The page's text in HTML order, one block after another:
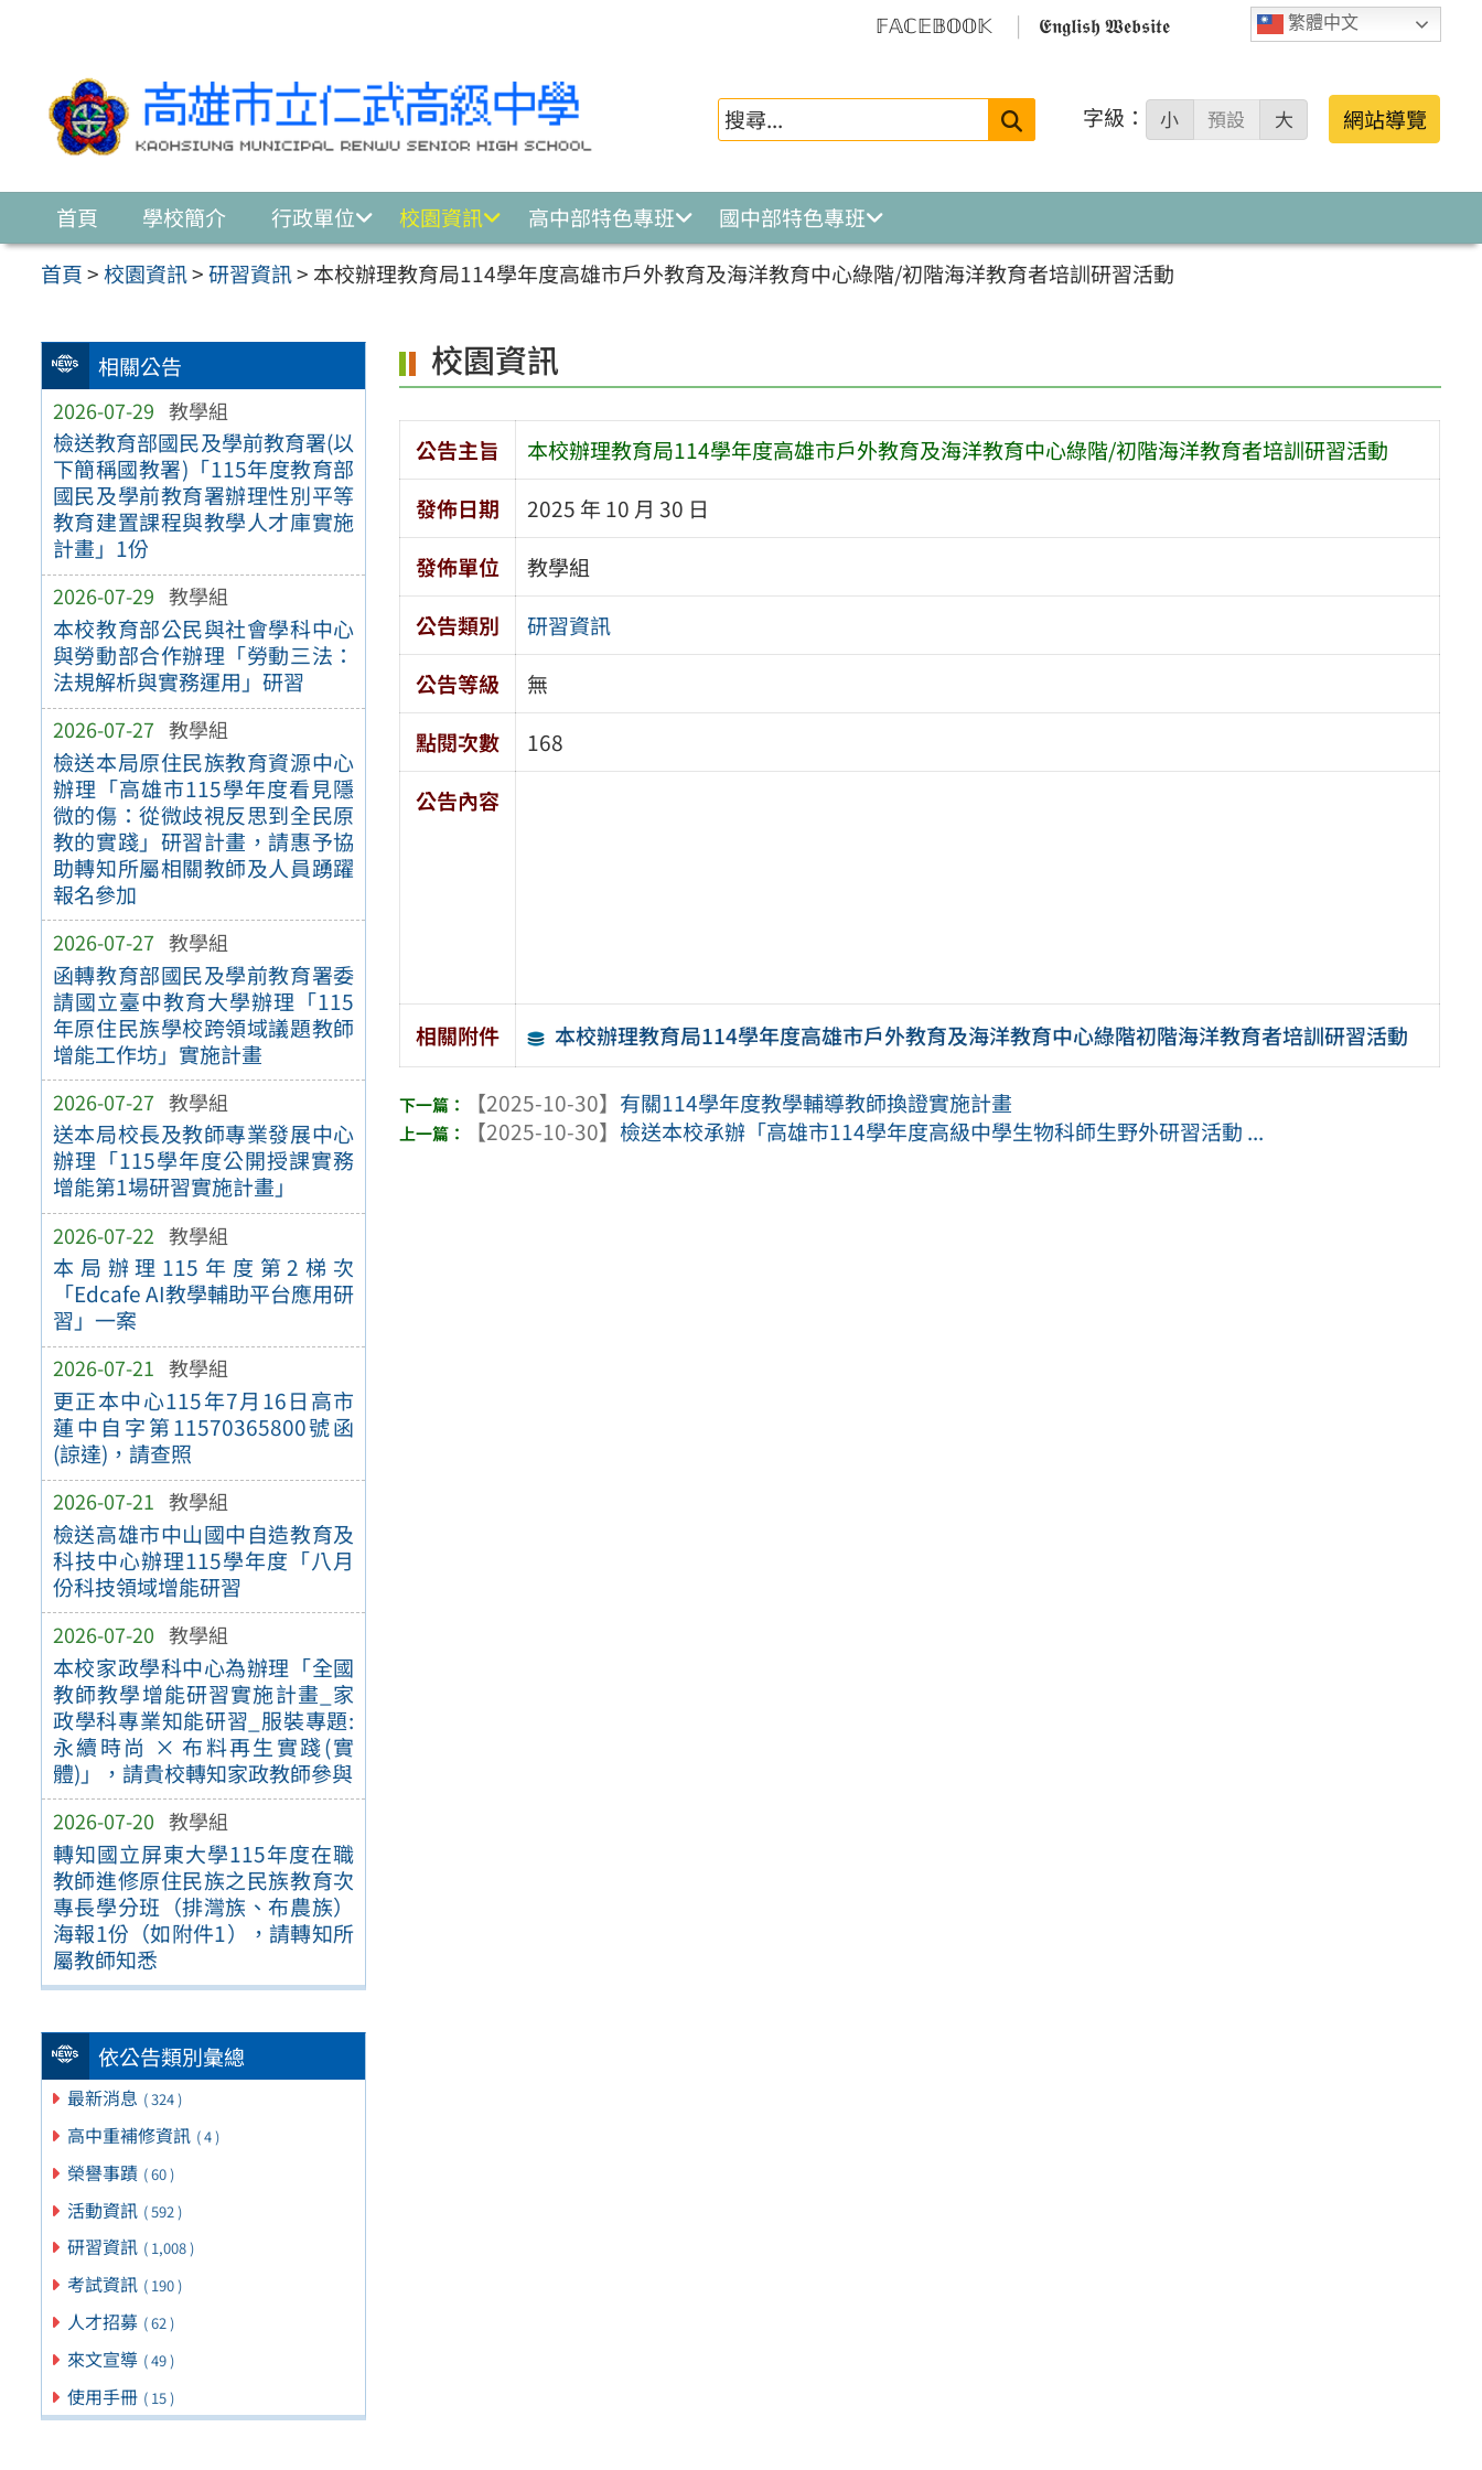
繁體中文
𝔽𝔸ℂ𝔼𝔹𝕆𝕆𝕂 𝕰𝖓𝖌𝖑𝖎𝖘𝖍 𝖂𝖊𝖇𝖘𝖎𝖙𝖊
搜
字級： 小 預設 大 網站導覽
首頁 學校簡介 行政單位 校園資訊 高中部特色專班
國中部特色專班
首頁>校園資訊>研習資訊> 本校辦理教育局114學年度高雄市戶外教育及海洋教育中心綠階/初階海洋教育者培訓研習活動
相關公告
2026-07-29 教學組
檢送教育部國民及學前教育署(以
下簡稱國教署)「115年度教育部
國民及學前教育署辦理性別平等
教育建置課程與教學人才庫實施
計畫」1份
2026-07-29 教學組
本校教育部公民與社會學科中心
與勞動部合作辦理「勞動三法：
法規解析與實務運用」研習
2026-07-27 教學組
檢送本局原住民族教育資源中心
辦理「高雄市115學年度看見隱
微的傷：從微歧視反思到全民原
教的實踐」研習計畫，請惠予協
助轉知所屬相關教師及人員踴躍
報名參加
2026-07-27 教學組
函轉教育部國民及學前教育署委
請國立臺中教育大學辦理「115
年原住民族學校跨領域議題教師
增能工作坊」實施計畫
2026-07-27 教學組
送本局校長及教師專業發展中心
辦理「115學年度公開授課實務
增能第1場研習實施計畫」
2026-07-22 教學組
本局辦理115年度第2梯次
「Edcafe AI教學輔助平台應用研
習」一案
2026-07-21 教學組
更正本中心115年7月16日高市
蓮中自字第11570365800號函
(諒達)，請查照
2026-07-21 教學組
檢送高雄市中山國中自造教育及
科技中心辦理115學年度「八月
份科技領域增能研習
2026-07-20 教學組
本校家政學科中心為辦理「全國
教師教學增能研習實施計畫_家
政學科專業知能研習_服裝專題:
永續時尚 × 布料再生實踐(實
體)」，請貴校轉知家政教師參與
2026-07-20 教學組
轉知國立屏東大學115年度在職
教師進修原住民族之民族教育次
專長學分班（排灣族、布農族）
海報1份（如附件1），請轉知所
屬教師知悉
依公告類別彙總
最新消息 ( 324 )
高中重補修資訊 ( 4 )
榮譽事蹟 ( 60 )
活動資訊 ( 592 )
研習資訊 ( 1,008 )
考試資訊 ( 190 )
人才招募 ( 62 )
來文宣導 ( 49 )
使用手冊 ( 15 )
校園資訊
公告主旨
本校辦理教育局114學年度高雄市戶外教育及海洋教育中心綠階/初階海洋教育者培訓研習活動
發佈日期
2025 年 10 月 30 日
發佈單位
教學組
公告類別
研習資訊
公告等級
無
點閱次數
168
公告內容
相關附件 本校辦理教育局114學年度高雄市戶外教育及海洋教育中心綠階初階海洋教育者培訓研習活動
【2025-10-30】 有關114學年度教學輔導教師換證實施計畫
【2025-10-30】 檢送本校承辦「高雄市114學年度高級中學生物科師生野外研習活動 ...